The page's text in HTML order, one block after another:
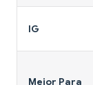
IG
Mejor Para